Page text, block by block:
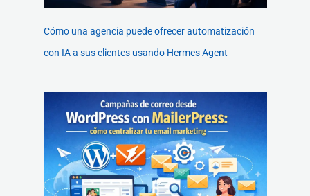
Cómo una agencia puede ofrecer automatización
con IA a sus clientes usando Hermes Agent